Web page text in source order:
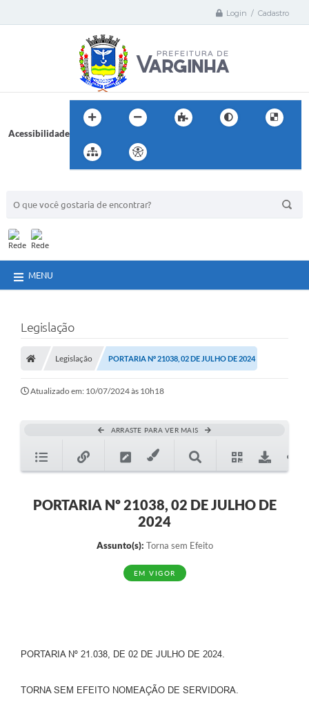
Login / Cadastro
Acessibilidade
MENU
Legislação
Legislação PORTARIA Nº 21038, 02 DE JULHO DE 2024
Atualizado em: 10/07/2024 às 10h18
ARRASTE PARA VER MAIS
PORTARIA Nº 21038, 02 DE JULHO DE
2024
Assunto(s): Torna sem Efeito
EM VIGOR
PORTARIA Nº 21.038, DE 02 DE JULHO DE 2024.
TORNA SEM EFEITO NOMEAÇÃO DE SERVIDORA.